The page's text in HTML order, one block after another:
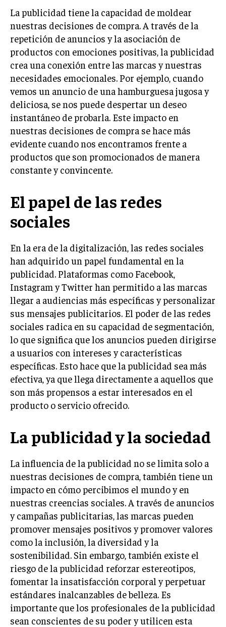
GESTIÓN DE CLIENTES
EMPRENDIMIENTO
INNOVACIÓN EMPRESARIAL
GESTIÓN DEL CAMBIO
HABILIDADES DIRECTIVAS
EMPRENDIMIENTO
PLANIFICACIÓN EMPRESARIAL
FINANZAS
FINANZAS Y CONTABILIDAD
GESTIÓN DE RECURSOS FINANCIEROS
INVERSIONES Y MERCADOS FINANCIEROS
ECONOMÍA EMPRESARIAL
INTERNACIONAL
NEGOCIOS INTERNACIONALES
COMERCIO INTERNACIONAL
EXPANSIÓN GLOBAL
IMPORTACIÓN Y EXPORTACIÓN
ALIANZAS ESTRATÉGICAS
TECNOLOGIA
SOSTENIBILIDAD Y MEDIO AMBIENTE
TRANSFORMACIÓN DIGITAL
INTELLIGENCE
CIBERSEGURIDAD EMPRESARIAL
ESTRATEGIA
EMPRESAS FAMILIARES Y SUCESIÓN
GESTIÓN DEL RIESGO EMPRESARIAL
NEGOCIACIÓN Y RESOLUCIÓN DE CONFLICTOS
DERECHO EMPRESARIAL Y REGULACIONES
ÉXITO EMPRESARIAL Y CASOS DE ESTUDIO
GOBIERNO CORPORATIVO
La publicidad tiene la capacidad de moldear
nuestras decisiones de compra. A través de la
repetición de anuncios y la asociación de
productos con emociones positivas, la publicidad
crea una conexión entre las marcas y nuestras
necesidades emocionales. Por ejemplo, cuando
vemos un anuncio de una hamburguesa jugosa y
deliciosa, se nos puede despertar un deseo
instantáneo de probarla. Este impacto en
nuestras decisiones de compra se hace más
evidente cuando nos encontramos frente a
productos que son promocionados de manera
constante y convincente.
El papel de las redes
sociales
En la era de la digitalización, las redes sociales
han adquirido un papel fundamental en la
publicidad. Plataformas como Facebook,
Instagram y Twitter han permitido a las marcas
llegar a audiencias más específicas y personalizar
sus mensajes publicitarios. El poder de las redes
sociales radica en su capacidad de segmentación,
lo que significa que los anuncios pueden dirigirse
a usuarios con intereses y características
específicas. Esto hace que la publicidad sea más
efectiva, ya que llega directamente a aquellos que
son más propensos a estar interesados en el
producto o servicio ofrecido.
La publicidad y la sociedad
La influencia de la publicidad no se limita solo a
nuestras decisiones de compra, también tiene un
impacto en cómo percibimos el mundo y en
nuestras creencias sociales. A través de anuncios
y campañas publicitarias, las marcas pueden
promover mensajes positivos y promover valores
como la inclusión, la diversidad y la
sostenibilidad. Sin embargo, también existe el
riesgo de la publicidad reforzar estereotipos,
fomentar la insatisfacción corporal y perpetuar
estándares inalcanzables de belleza. Es
importante que los profesionales de la publicidad
sean conscientes de su poder y utilicen esta